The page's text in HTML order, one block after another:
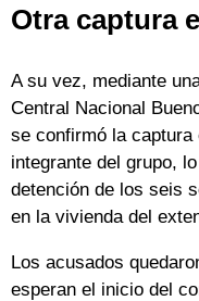
Otra captura
A su vez, mediante
Central Nacional
se confirmó la
integrante del grupo,
detención de los seis
en la vivienda del
Los acusados
esperan el inicio del